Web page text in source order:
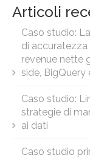
Articoli
Caso studio:
di accuratezza
revenue nette
side, BigQuery
Caso studio:
strategie di
ai dati
Caso studio